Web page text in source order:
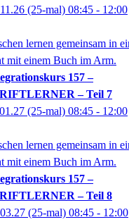
(25-mal) 08:45 - 12:00
157 –
– Teil 7
(25-mal) 08:45 - 12:00
157 –
– Teil 8
(25-mal) 08:45 - 12:00